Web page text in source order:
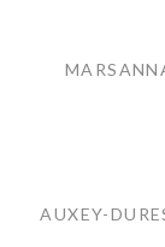
AUXEY-